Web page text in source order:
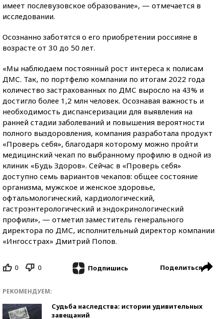
имеет послевузовское образование», — отмечается в
исследовании.
Осознанно заботятся о его приобретении россияне в
возрасте от 30 до 50 лет.
«Мы наблюдаем постоянный рост интереса к полисам
ДМС. Так, по портфелю компании по итогам 2022 года
количество застрахованных по ДМС выросло на 43% и
достигло более 1,2 млн человек. Осознавая важность и
необходимость диспансеризации для выявления на
ранней стадии заболеваний и повышения вероятности
полного выздоровления, компания разработала продукт
«Проверь себя», благодаря которому можно пройти
медицинский чекап по выбранному профилю в одной из
клиник «Будь Здоров». Сейчас в «Проверь себя»
доступно семь вариантов чекапов: общее состояние
организма, мужское и женское здоровье,
офтальмологический, кардиологический,
гастроэнтерологический и эндокринологический
профили», — отметил заместитель генерального
директора по ДМС, исполнительный директор компании
«Ингосстрах» Дмитрий Попов.
0 0 Подпишись Поделиться
РЕКОМЕНДУЕМ:
Судьба наследства: истории удивительных
завещаний